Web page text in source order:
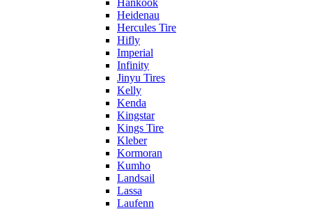
Heidenau
Hercules Tire
Hifly
Imperial
Infinity
Jinyu Tires
Kelly
Kenda
Kingstar
Kings Tire
Kleber
Kormoran
Kumho
Landsail
Lassa
Laufenn